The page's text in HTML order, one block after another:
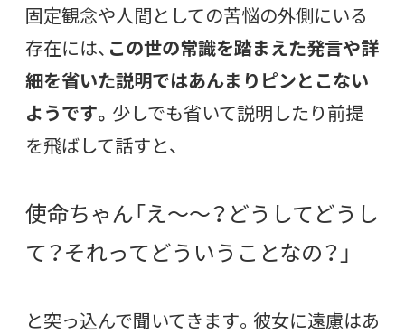
固定観念や人間としての苦悩の外側にいる
存在には、 この世の常識を踏まえた発言や詳
細を省いた説明ではあんまりピンとこない
ようです。 少しでも省いて説明したり前提
を飛ばして話すと、
使命ちゃん「え〜〜？どうしてどうし
て？それってどういうことなの？」
と突っ込んで聞いてきます。彼女に遠慮はあ